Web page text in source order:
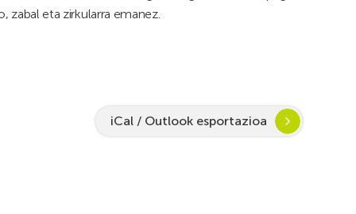
zabal eta zirkularra emanez.
iCal / Outlook esportazioa